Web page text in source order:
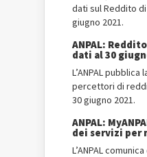
dati sul Reddito
giugno 2021.
ANPAL:
dati al 30
L’ANPAL
percettori di
30 giugno 2021.
ANPAL:
dei servizi per
L’ANPAL